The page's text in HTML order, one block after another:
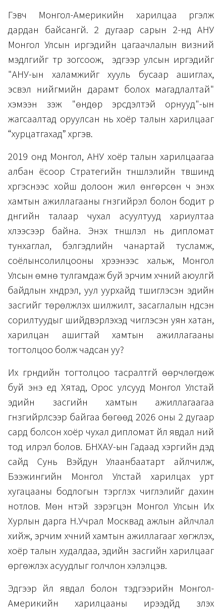
Гэвч Монгол-Америкийн харилцаа үргэлж
дардан байсангүй. 2 дугаар сарын 2-нд АНУ
Монгол Улсын иргэдийн цагаачлалын визний
мэдүүлгийг түр зогсоож, эдгээр улсын иргэдийг
"АНУ-ын халамжийг хууль бусаар ашиглах,
эсвэл нийгмийн дарамт болох магадлалтай"
хэмээн үзэж "өндөр эрсдэлтэй орнууд"-ын
жагсаалтад оруулсан нь хоёр талын харилцааг
“хурцатгахад” хүргэв.
2019 онд Монгол, АНУ хоёр талын харилцаагаа
албан ёсоор Стратегийн түншлэлийн түвшинд
хүргэснээс хойш долоон жил өнгөрсөн ч энэхүү
хамтын ажиллагааны гүнзгийрэл болон бодит үр
дүнгийн талаар чухал асуултууд хариултаа
хүлээсээр байна. Энэхүү түншлэл нь дипломат
тунхаглал, бэлгэдлийн чанартай тусламж,
соёлынсолилцооны хүрээнээс хальж, Монгол
Улсын өмнө тулгамдаж буй эрчим хүчний аюулгүй
байдлын хүндрэл, уул уурхайд түшиглэсэн эдийн
засгийг төрөлжүүлэх шилжилт, засаглалын үндсэн
сорилтуудыг шийдвэрлэхэд чиглэсэн уян хатан,
харилцан ашигтай хамтын ажиллагааны
тогтолцоо болж чадсан уу?
Их гүрнүүдийн тогтолцоо тасралтгүй өөрчлөгдөж
буй энэ үед Хятад, Орос улсууд Монгол Улстай
эдийн засгийн хамтын ажиллагаагаа
гүнзгийрүүлсээр байгаа бөгөөд 2026 оны 2 дугаар
сард болсон хоёр чухал дипломат үйл явдал үүний
тод илрэл болов. БНХАУ-ын Гадаад хэргийн дэд
сайд Сунь Вэйдун Улаанбаатарт айлчилж,
Бээжингийн Монгол Улстай харилцах урт
хугацааны бодлогын тэргүүлэх чиглэлийг дахин
нотлов. Мөн үүнтэй зэрэгцэн Монгол Улсын Их
Хурлын дарга Н.Учрал Москвад ажлын айлчлал
хийж, эрчим хүчний хамтын ажиллагааг хөгжүүлэх,
хоёр талын худалдаа, эдийн засгийн харилцааг
өргөжүүлэх асуудлыг голчлон хэлэлцэв.
Эдгээр үйл явдал болон тэдгээрийн Монгол-
Америкийн харилцааны ирээдүйд үзүүлэх